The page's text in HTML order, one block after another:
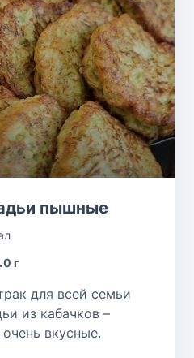
пышные
г
для всей семьи
из кабачков –
вкусные.